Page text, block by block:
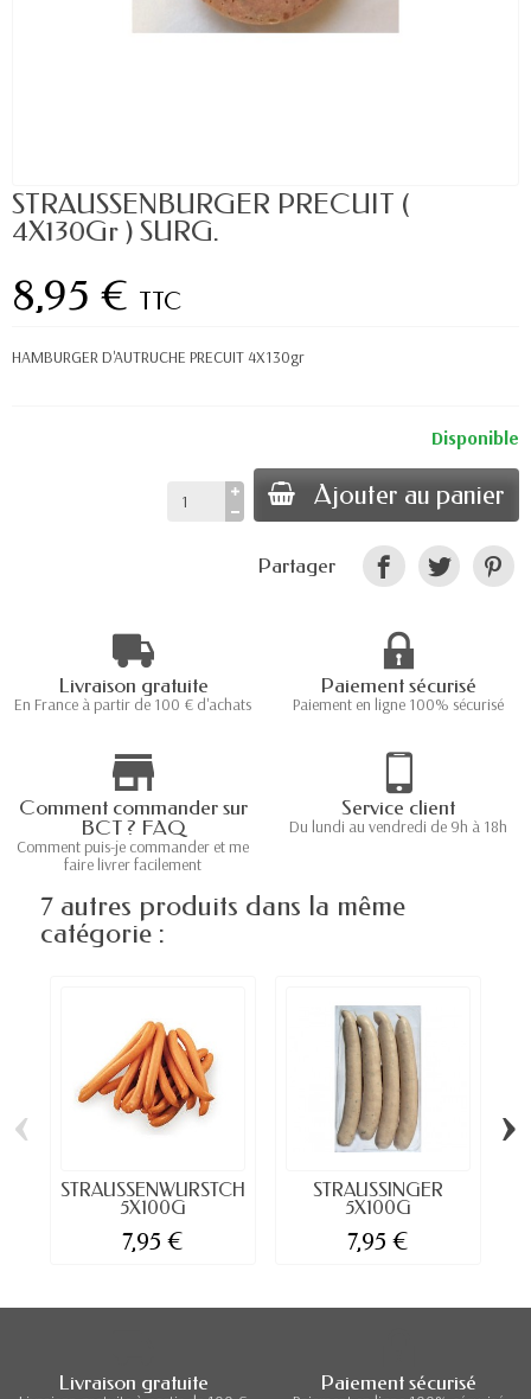
STRAUSSENBURGER PRECUIT (
4X130Gr ) SURG.
8,95 € TTC
HAMBURGER D'AUTRUCHE PRECUIT 4X130gr
Disponible
Ajouter au panier
Partager
Livraison gratuite
En France à partir de 100 € d'achats
Paiement sécurisé
Paiement en ligne 100% sécurisé
Comment commander sur
BCT ? FAQ
Comment puis-je commander et me
faire livrer facilement
Service client
Du lundi au vendredi de 9h à 18h
7 autres produits dans la même
catégorie :
STRAUSSENWURSTCHEN
5X100G
7,95 €
STRAUSSINGER
5X100G
7,95 €
‹ ›
Livraison gratuite Paiement sécurisé